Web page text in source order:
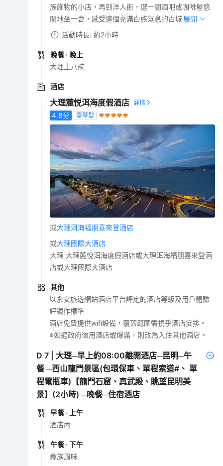
族飾物的小店，再到洋人街，選一間酒吧或咖啡屋悠
閒地坐一會，感受這個充滿白族氣息的古城。展開
活動時長: 約2小時
晚餐 · 晚上
大理土八碗
酒店
大理麓悦洱海度假酒店
4.8分 豪華型
或大理洱海福朋喜來登酒店
或大理國際大酒店
大理 大理麓悅洱海度假酒店或大理洱海福朋喜來登酒
店或大理國際大酒店
其他
以永安旅遊網站酒店平台評定的酒店等級及用戶體驗
評鑽作標準
酒店免費提供wifi設備，覆蓋範圍需視乎酒店安排。
※如遇政府徵用酒店或爆滿，則改為入住其他酒店。
D7
大理─早上約08:00離開酒店─昆明─午
餐 ─西山龍門景區(包環保車、單程索道#、 單
程電瓶車)【龍門石窟、真武殿、眺望昆明美
景】(2小時) ─晚餐─住宿酒店
早餐 · 上午
酒店內
午餐 · 下午
彝族風味